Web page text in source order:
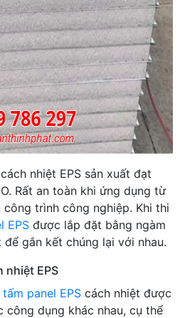
cách nhiệt EPS sản xuất đạt
Rất an toàn khi ứng dụng từ
trình công nghiệp. Khi thi
EPS được lắp đặt bằng ngàm
gắn kết chúng lại với nhau.
nhiệt EPS
tấm panel EPS cách nhiệt được
công dụng khác nhau, cụ thể